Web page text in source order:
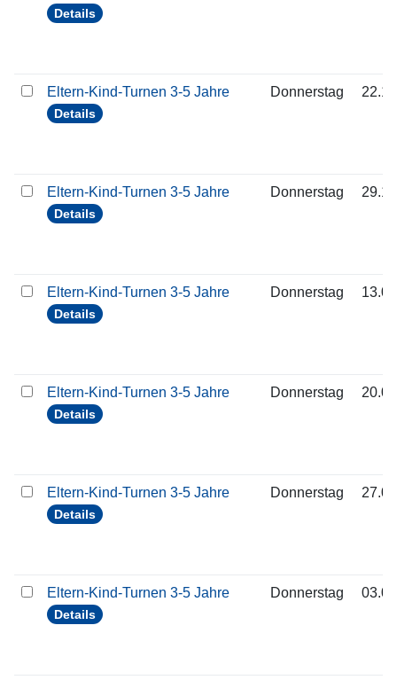
Details
Eltern-Kind-Turnen 3-5 Jahre
Details
Donnerstag
Eltern-Kind-Turnen 3-5 Jahre
Details
Donnerstag
Eltern-Kind-Turnen 3-5 Jahre
Details
Donnerstag
Eltern-Kind-Turnen 3-5 Jahre
Details
Donnerstag
Eltern-Kind-Turnen 3-5 Jahre
Details
Donnerstag
Eltern-Kind-Turnen 3-5 Jahre
Details
Donnerstag